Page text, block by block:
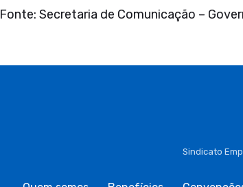
Fonte: Secretaria de Comunicação –
Sindicato